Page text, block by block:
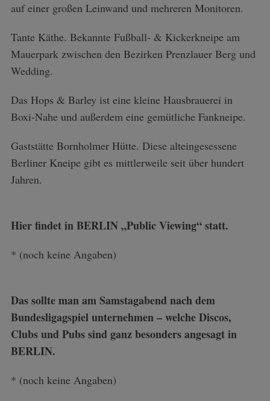
auf einer großen Leinwand und mehreren Monitoren.
Tante Käthe. Bekannte Fußball- & Kickerkneipe am
Mauerpark zwischen den Bezirken Prenzlauer Berg und
Wedding.
Das Hops & Barley ist eine kleine Hausbrauerei in
Boxi-Nahe und außerdem eine gemütliche Fankneipe.
Gaststätte Bornholmer Hütte. Diese alteingesessene
Berliner Kneipe gibt es mittlerweile seit über hundert
Jahren.
Hier findet in BERLIN „Public Viewing“ statt.
* (noch keine Angaben)
Das sollte man am Samstagabend nach dem
Bundesligagspiel unternehmen – welche Discos,
Clubs und Pubs sind ganz besonders angesagt in
BERLIN.
* (noch keine Angaben)
S
a